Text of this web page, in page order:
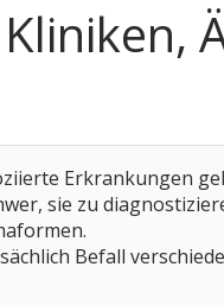
Erkrankungen
sie zu
Befall